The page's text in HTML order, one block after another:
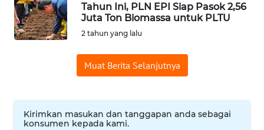
Tahun Ini, PLN EPI Siap Pasok 2,56
Juta Ton Biomassa untuk PLTU
2 tahun yang lalu
Muat Berita Selanjutnya
Kirimkan masukan dan tanggapan anda sebagai
konsumen kepada kami.
INDRAMAYU
WN
WN